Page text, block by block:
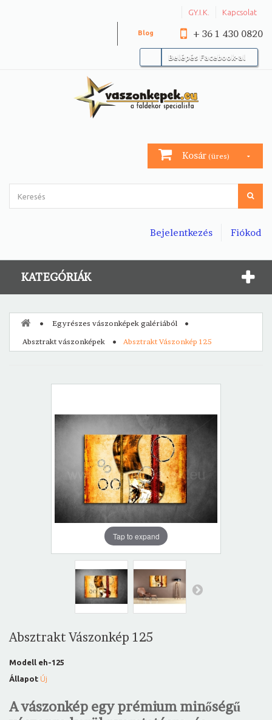
GY.I.K. Kapcsolat
+ 36 1 430 0820
Blog
Belépés Facebook-al
Kosár (üres)
Fiókod
Bejelentkezés
KATEGÓRIÁK
Egyrészes vászonképek galériából
Absztrakt vászonképek
Absztrakt Vászonkép 125
Tap to expand
Absztrakt Vászonkép 125
Modell eh-125
Állapot Új
A vászonkép egy prémium minőségű